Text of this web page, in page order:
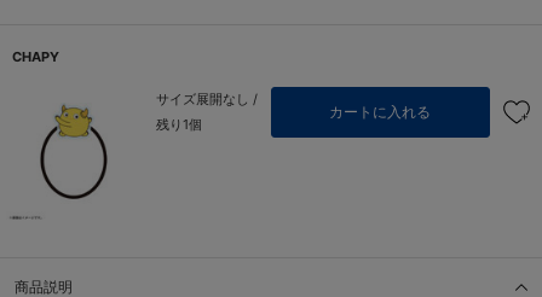
CHAPY
サイズ展開なし /
残り1個
カートに入れる
商品説明